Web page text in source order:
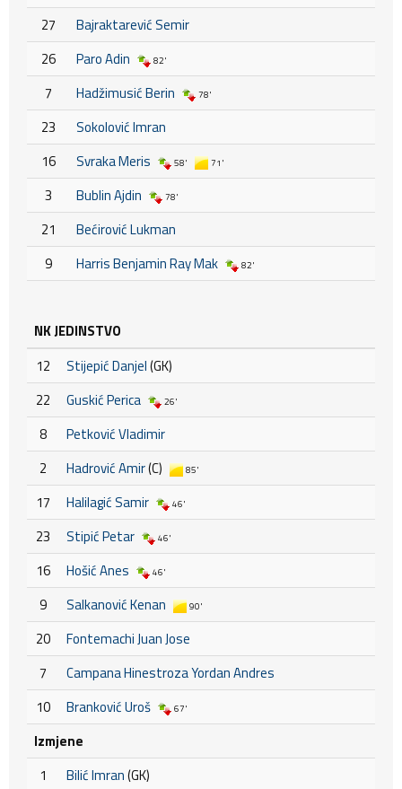
27
Bajraktarević Semir
26
Paro Adin 82'
7 Hadžimusić Berin 78'
23
Sokolović Imran
16
Svraka Meris 58' 71'
3 Bublin Ajdin 78'
21
Bećirović Lukman
9
Harris Benjamin Ray Mak 82'
NK JEDINSTVO
12
Stijepić Danjel(GK)
22
Guskić Perica 26'
8
Petković Vladimir
2
Hadrović Amir(C) 85'
17 Halilagić Samir 46'
23 Stipić Petar 46'
16 Hošić Anes 46'
9 Salkanović Kenan 90'
20
Fontemachi Juan Jose
7
Campana Hinestroza Yordan Andres
10
Branković Uroš 67'
Izmjene
1
Bilić Imran(GK)